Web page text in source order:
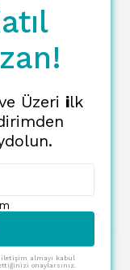
Üzeri ilk
almayı kabul
onaylarsınız.